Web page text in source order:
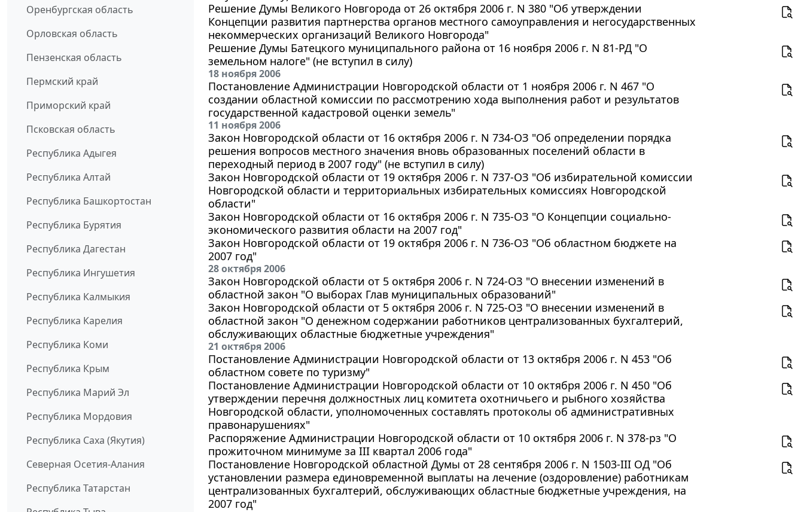
Оренбургская область
Орловская область
Пензенская область
Пермский край
Приморский край
Псковская область
Республика Адыгея
Республика Алтай
Республика Башкортостан
Республика Бурятия
Республика Дагестан
Республика Ингушетия
Республика Калмыкия
Республика Карелия
Республика Коми
Республика Крым
Республика Марий Эл
Республика Мордовия
Республика Саха (Якутия)
Северная Осетия-Алания
Республика Татарстан
Решение Думы Великого Новгорода от 26 октября 2006 г. N 380 "Об утверждении
Концепции развития партнерства органов местного самоуправления и негосударственных
некоммерческих организаций Великого Новгорода"
Решение Думы Батецкого муниципального района от 16 ноября 2006 г. N 81-РД "О
земельном налоге" (не вступил в силу)
18 ноября 2006
Постановление Администрации Новгородской области от 1 ноября 2006 г. N 467 "О
создании областной комиссии по рассмотрению хода выполнения работ и результатов
государственной кадастровой оценки земель"
11 ноября 2006
Закон Новгородской области от 16 октября 2006 г. N 734-ОЗ "Об определении порядка
решения вопросов местного значения вновь образованных поселений области в
переходный период в 2007 году" (не вступил в силу)
Закон Новгородской области от 19 октября 2006 г. N 737-ОЗ "Об избирательной комиссии
Новгородской области и территориальных избирательных комиссиях Новгородской
области"
Закон Новгородской области от 16 октября 2006 г. N 735-ОЗ "О Концепции социально-
экономического развития области на 2007 год"
Закон Новгородской области от 19 октября 2006 г. N 736-ОЗ "Об областном бюджете на
2007 год"
28 октября 2006
Закон Новгородской области от 5 октября 2006 г. N 724-ОЗ "О внесении изменений в
областной закон "О выборах Глав муниципальных образований"
Закон Новгородской области от 5 октября 2006 г. N 725-ОЗ "О внесении изменений в
областной закон "О денежном содержании работников централизованных бухгалтерий,
обслуживающих областные бюджетные учреждения"
21 октября 2006
Постановление Администрации Новгородской области от 13 октября 2006 г. N 453 "Об
областном совете по туризму"
Постановление Администрации Новгородской области от 10 октября 2006 г. N 450 "Об
утверждении перечня должностных лиц комитета охотничьего и рыбного хозяйства
Новгородской области, уполномоченных составлять протоколы об административных
правонарушениях"
Распоряжение Администрации Новгородской области от 10 октября 2006 г. N 378-рз "О
прожиточном минимуме за III квартал 2006 года"
Постановление Новгородской областной Думы от 28 сентября 2006 г. N 1503-III ОД "Об
установлении размера единовременной выплаты на лечение (оздоровление) работникам
централизованных бухгалтерий, обслуживающих областные бюджетные учреждения, на
2007 год"